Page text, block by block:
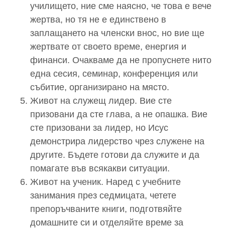
училището, ние сме наясно, че това е вече
жертва, но тя не е единствено в
заплащането на членски внос, но вие ще
жертвате от своето време, енергия и
финанси. Очакваме да не пропуснете нито
една сесия, семинар, конференция или
събитие, организирано на място.
Живот на служещ лидер. Вие сте
призовани да сте глава, а не опашка. Вие
сте призовани за лидер, но Исус
демонстрира лидерство чрез служене на
другите. Бъдете готови да служите и да
помагате във всякакви ситуации.
Живот на ученик. Наред с учебните
занимания през седмицата, четете
препоръчваните книги, подготвяйте
домашните си и отделяйте време за